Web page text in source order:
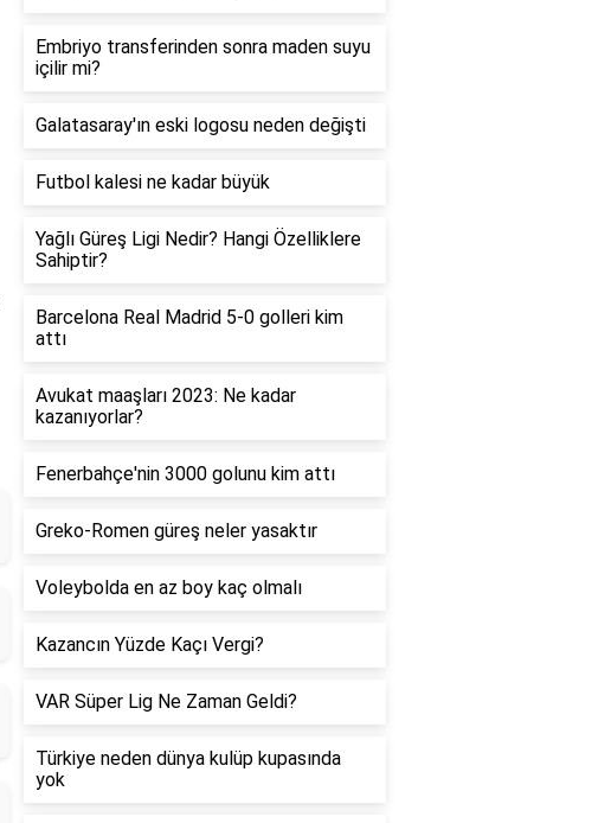
Embriyo transferinden sonra maden suyu
içilir mi?
Galatasaray'ın eski logosu neden değişti
Futbol kalesi ne kadar büyük
Yağlı Güreş Ligi Nedir? Hangi Özelliklere
Sahiptir?
Barcelona Real Madrid 5-0 golleri kim
attı
Avukat maaşları 2023: Ne kadar
kazanıyorlar?
Fenerbahçe'nin 3000 golunu kim attı
Greko-Romen güreş neler yasaktır
Voleybolda en az boy kaç olmalı
Kazancın Yüzde Kaçı Vergi?
VAR Süper Lig Ne Zaman Geldi?
Türkiye neden dünya kulüp kupasında
yok